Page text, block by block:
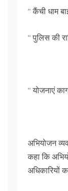
“ कैंची धाम
“ पुलिस की
“ योजनाएं
अभियोजन
कहा कि
अधिकारियों